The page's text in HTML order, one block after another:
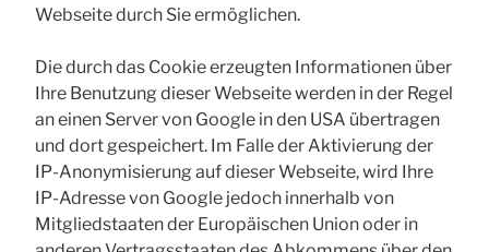
Webseite durch Sie ermöglichen.
Die durch das Cookie erzeugten Informationen über
Ihre Benutzung dieser Webseite werden in der Regel
an einen Server von Google in den USA übertragen
und dort gespeichert. Im Falle der Aktivierung der
IP-Anonymisierung auf dieser Webseite, wird Ihre
IP-Adresse von Google jedoch innerhalb von
Mitgliedstaaten der Europäischen Union oder in